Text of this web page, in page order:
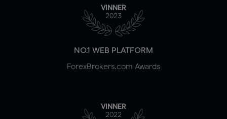
VINNER
2023
NO.1 WEB PLATFORM
ForexBrokers.com Awards
VINNER
2022